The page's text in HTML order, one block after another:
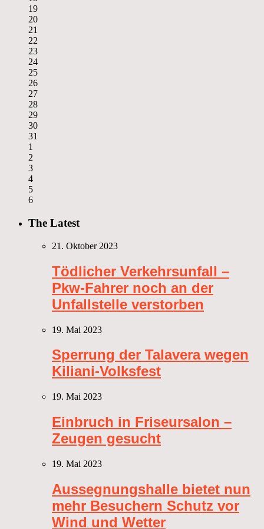
19
20
21
22
23
24
25
26
27
28
29
30
31
1
2
3
4
5
6
The Latest
21. Oktober 2023
Tödlicher Verkehrsunfall –
Pkw-Fahrer noch an der
Unfallstelle verstorben
19. Mai 2023
Sperrung der Talavera wegen
Kiliani-Volksfest
19. Mai 2023
Einbruch in Friseursalon –
Zeugen gesucht
19. Mai 2023
Aussegnungshalle bietet nun
mehr Besuchern Schutz vor
Wind und Wetter